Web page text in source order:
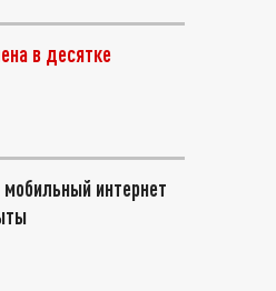
в десятке
интернет